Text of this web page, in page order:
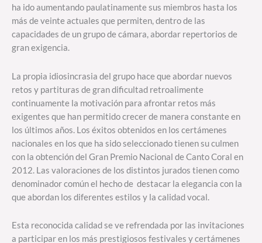
ha ido aumentando paulatinamente sus miembros hasta los
más de veinte actuales que permiten, dentro de las
capacidades de un grupo de cámara, abordar repertorios de
gran exigencia.
La propia idiosincrasia del grupo hace que abordar nuevos
retos y partituras de gran dificultad retroalimente
continuamente la motivación para afrontar retos más
exigentes que han permitido crecer de manera constante en
los últimos años. Los éxitos obtenidos en los certámenes
nacionales en los que ha sido seleccionado tienen su culmen
con la obtención del Gran Premio Nacional de Canto Coral en
2012. Las valoraciones de los distintos jurados tienen como
denominador común el hecho de destacar la elegancia con la
que abordan los diferentes estilos y la calidad vocal.
Esta reconocida calidad se ve refrendada por las invitaciones
a participar en los más prestigiosos festivales y certámenes